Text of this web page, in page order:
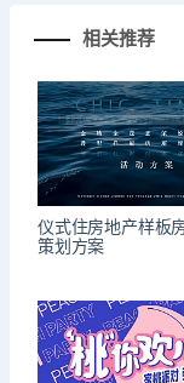
相关推荐
仪式住房地产样板
策划方案